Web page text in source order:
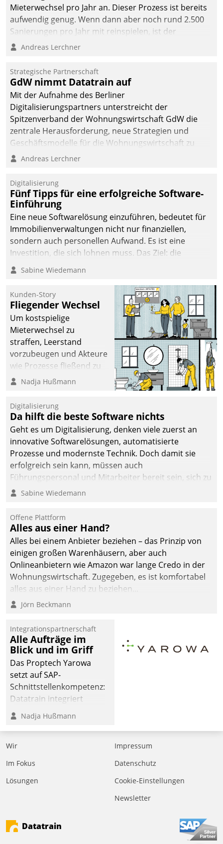
Mieterwechsel pro Jahr an. Dieser Prozess ist bereits
aufwendig genug. Wenn dann aber noch rund 2.500
Sanierungen pro Jahr mit reinspielen, ist der
Betreuungs- und Organisationsaufwand immens. Im
kommunale Wohnungsbauunternehmen daher
gemeinsam mit der Berliner Datatrain GmbH den
Teilprozess der Objektsanierung digitalisiert.
Andreas Lerchner
Strategische Partnerschaft
GdW nimmt Datatrain auf
Mit der Aufnahme des Berliner
Digitalisierungspartners unterstreicht der
Spitzenverband der Wohnungswirtschaft GdW die
zentrale Herausforderung, neue Strategien und
Geschäftsmodelle für die Wohnungswirtschaft zu
entwickeln.
Andreas Lerchner
Digitalisierung
Fünf Tipps für eine erfolgreiche Software-
Einführung
Eine neue Softwarelösung einzuführen, bedeutet für
Immobilienverwaltungen nicht nur finanziellen,
sondern auch personellen Aufwand. Es ist eine
Investition, die sich lohnen muss. Das Ziel: die
nachhaltige Optimierung der Geschäftsabläufe. Damit
dieses Ziel erreicht wird, sollten einige Grundregeln
Sabine Wiedemann
Kunden-Story
Fliegender Wechsel
Um kostspielige
Mieterwechsel zu
straffen, Leerstand
vorzubeugen und Akteure
wie Prozesse fließend zu
vernetzen, nutzt die
Jahresbeginn eine
Überblick, Einsicht und
Eingriff bietende Lösung.
Zur Entwicklung setzte
man auf
Cloudtechnologie,
bewährte und Startup-
agile Projektmethoden.
Nadja Hußmann
Digitalisierung
Da hilft die beste Software nichts
Geht es um Digitalisierung, denken viele zuerst an
innovative Softwarelösungen, automatisierte
Prozesse und modernste Technik. Doch damit sie
erfolgreich sein kann, müssen auch
Führungspersonal und Mitarbeiter bereit sein, sich zu
verändern und anzupassen, sonst werden sie an ihr
Sabine Wiedemann
Offene Plattform
Alles aus einer Hand?
Alles bei einem Anbieter beziehen – das Prinzip von
einigen großen Warenhäusern, aber auch
Onlineanbietern wie Amazon war lange Credo in der
Wohnungswirtschaft. Zugegeben, es ist komfortabel
alles aus einer Hand zu beziehen...
Jörn Beckmann
Integrationspartnerschaft
Alle Aufträge im
Blick und im Griff
Das Proptech Yarowa
setzt auf SAP-
Schnittstellenkompetenz:
Datatrain integriert
Yarowas Portal zur
Vergabe und Verwaltung
von Aufträgen der
operativen
Instandhaltung in die
deutscher
den Weg vom
Mieteranliegen zum
Nadja Hußmann
Wir
Im Fokus
Lösungen
Impressum
Datenschutz
Cookie-Einstellungen
Newsletter
Datatrain